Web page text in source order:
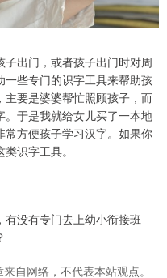
出门，或者孩子出门时对周
些专门的识字工具来帮助孩
要是婆婆帮忙照顾孩子，而
于是我就给女儿买了一本地
方便孩子学习汉字。如果你
识字工具。
没有专门去上幼小衔接班
自网络，不代表本站观点。